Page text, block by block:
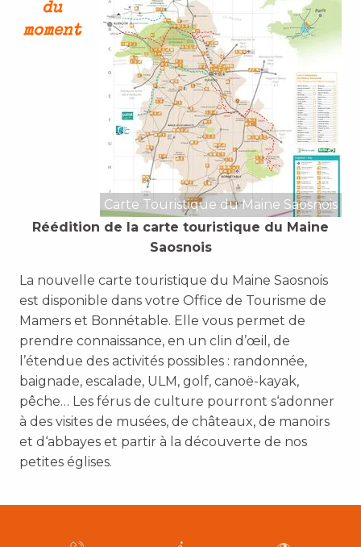
Carte Touristique du Maine Saosnois
du
moment
Réédition de la carte touristique du Maine
Saosnois
La nouvelle carte touristique du Maine Saosnois
est disponible dans votre Office de Tourisme de
Mamers et Bonnétable. Elle vous permet de
prendre connaissance, en un clin d’œil, de
l’étendue des activités possibles : randonnée,
baignade, escalade, ULM, golf, canoë-kayak,
pêche… Les férus de culture pourront s‘adonner
à des visites de musées, de châteaux, de manoirs
et d‘abbayes et partir à la découverte de nos
petites églises.